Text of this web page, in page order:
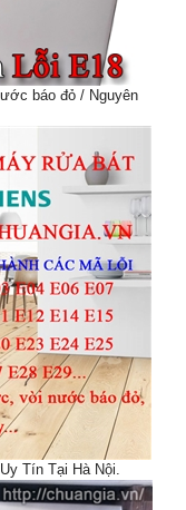
báo đỏ / Nguyên
Tín Tại Hà Nội.